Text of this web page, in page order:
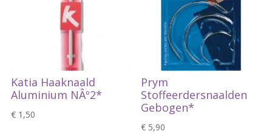
Katia Haaknaald
Aluminium NÂº2*
€1,50
Prym
Stoffeerdersnaalden
Gebogen*
€ 5,90